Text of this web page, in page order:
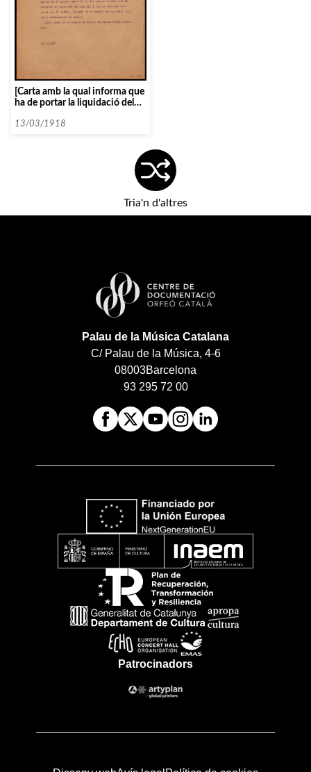
[Carta amb la qual informa que
ha de portar la liquidació del
13/03/1918
Tria'n d'altres
Palau de la Música Catalana
C/ Palau de la Música, 4-6
08003Barcelona
93 295 72 00
Patrocinadors